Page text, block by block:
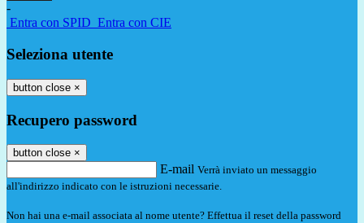
-
Entra con SPID Entra con CIE
Seleziona utente
button close ×
Recupero password
button close ×
E-mail Verrà inviato un messaggio
all'indirizzo indicato con le istruzioni necessarie.
Non hai una e-mail associata al nome utente? Effettua il reset della password